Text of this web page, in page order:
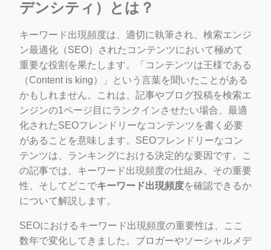
デンシティ）とは？
キーワード出現頻度は、適切に執筆され、検索エンジ
ン最適化（SEO）されたコンテンツにおいて極めて
重要な役割を果たします。「コンテンツは王様である
（Content is king）」という言葉を聞いたことがある
かもしれません。これは、記事やブログ投稿を検索エ
ンジンの1ページ目にランクインさせたい場合、最適
化されたSEOフレンドリーなコンテンツを書く必要
があることを意味します。SEOフレンドリーなコン
テンツは、ランキングにおける決定的な要因です。こ
の記事では、キーワード出現頻度の仕組み、その重要
性、そしてどこでキーワード出現頻度を確認できるか
について解説します。
SEOにおけるキーワード出現頻度の重要性は、ここ
数年で変化してきました。ブロガーやソーシャルメデ